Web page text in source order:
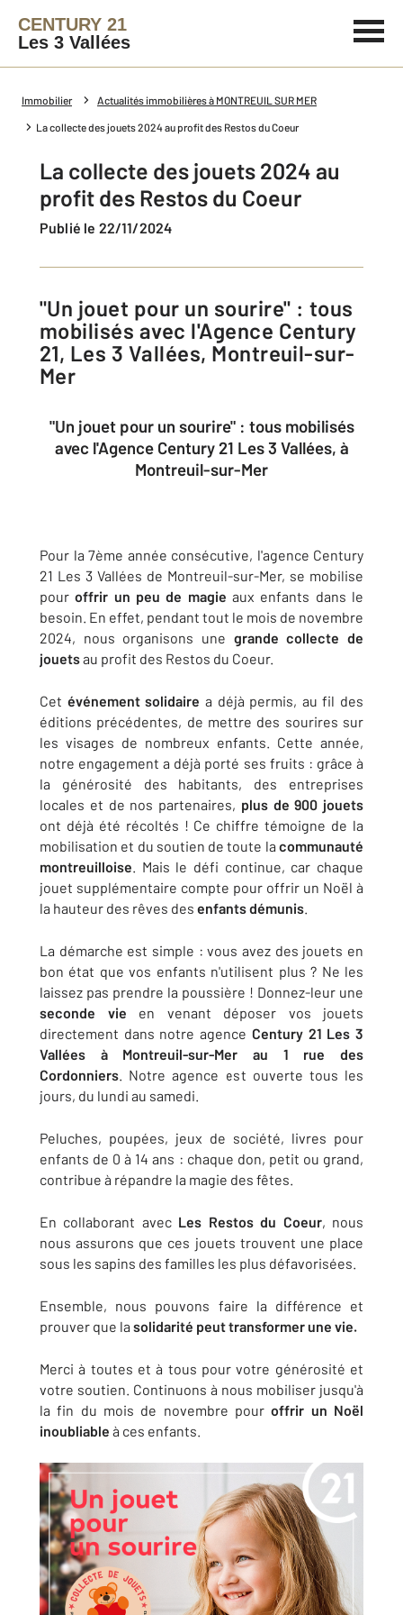
CENTURY 21
Les 3 Vallées
Immobilier Actualités immobilières à MONTREUIL SUR MER
La collecte des jouets 2024 au profit des Restos du Coeur
La collecte des jouets 2024 au
profit des Restos du Coeur
Publié le 22/11/2024
"Un jouet pour un sourire" : tous
mobilisés avec l'Agence Century
21, Les 3 Vallées, Montreuil-sur-
Mer
"Un jouet pour un sourire" : tous mobilisés
avec l'Agence Century 21 Les 3 Vallées, à
Montreuil-sur-Mer
Pour la 7ème année consécutive, l'agence Century
21 Les 3 Vallées de Montreuil-sur-Mer, se mobilise
pouroffrir un peu de magie aux enfants dans le
besoin. En effet, pendant tout le mois de novembre
2024, nous organisons une grande collecte de
jouetsau profit des Restos du Coeur.
Cet événement solidaire a déjà permis, au fil des
éditions précédentes, de mettre des sourires sur
les visages de nombreux enfants. Cette année,
notre engagement a déjà porté ses fruits : grâce à
la générosité des habitants, des entreprises
locales et de nos partenaires, plus de 900 jouets
ont déjà été récoltés ! Ce chiffre témoigne de la
mobilisation et du soutien de toute la communauté
montreuilloise. Mais le défi continue, car chaque
jouet supplémentaire compte pour offrir un Noël à
la hauteur des rêves des enfants démunis.
La démarche est simple : vous avez des jouets en
bon état que vos enfants n'utilisent plus ? Ne les
laissez pas prendre la poussière ! Donnez-leur une
seconde vie en venant déposer vos jouets
directement dans notre agence Century 21 Les 3
Vallées à Montreuil-sur-Mer au 1 rue des
Cordonniers. Notre agence est ouverte tous les
jours, du lundi au samedi.
Peluches, poupées, jeux de société, livres pour
enfants de 0 à 14 ans : chaque don, petit ou grand,
contribue à répandre la magie des fêtes.
En collaborant avec Les Restos du Coeur, nous
nous assurons que ces jouets trouvent une place
sous les sapins des familles les plus défavorisées.
Ensemble, nous pouvons faire la différence et
prouver que la solidarité peut transformer une vie.
Merci à toutes et à tous pour votre générosité et
votre soutien. Continuons à nous mobiliser jusqu'à
la fin du mois de novembre pouroffrir un Noël
inoubliable à ces enfants.